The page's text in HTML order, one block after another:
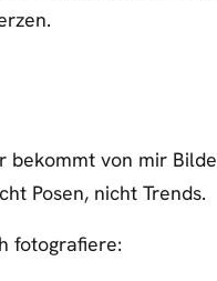
bekommt von mir
Posen, nicht Trends.
fotografiere: